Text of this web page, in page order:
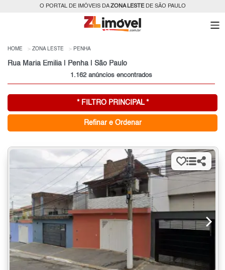
O PORTAL DE IMÓVEIS DAZONA LESTEDE SÃO PAULO
HOME ZONA LESTE PENHA
Rua Maria Emilia | Penha | São Paulo
1.162 anúncios encontrados
* FILTRO PRINCIPAL *
Refinar e Ordenar